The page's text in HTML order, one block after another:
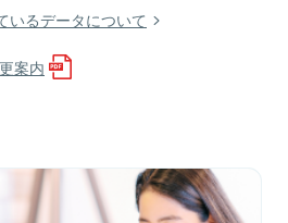
いるデータについて
案内